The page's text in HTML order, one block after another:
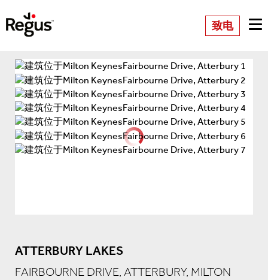
致电
ATTERBURY LAKES
FAIRBOURNE DRIVE, ATTERBURY, MILTON